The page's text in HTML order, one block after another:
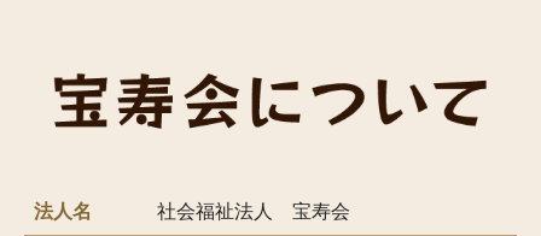
法人名 社会福祉法人 宝寿会